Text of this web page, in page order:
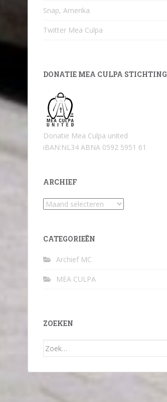
Snap, Amerika
Twitter Mea Culpa
DONATIE MEA CULPA STICHTING
Donatie Mea Culpa united
iBAN:NL34 ABNA 0592 5951 61
ARCHIEF
Archief
CATEGORIEËN
Archief MC
MEA CULPA
ZOEKEN
Zoek